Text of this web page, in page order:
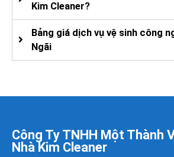
Kim Cleaner?
Bảng giá dịch vụ vệ sinh công
Ngãi
Công Ty TNHH Một Thành
Nhà Kim Cleaner